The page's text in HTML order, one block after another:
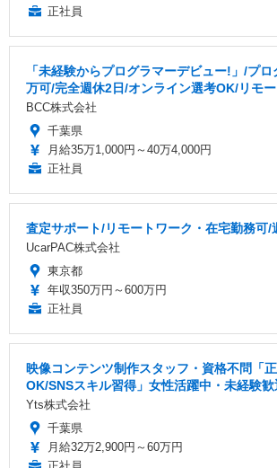
正社員
「未経験からプログラマーデビュー!」/プ
万可/完全週休2日/オンライン選考OK/リモ
BCC株式会社
千葉県
月給35万1,000円～40万4,000円
正社員
査定サポート/リモートワーク・在宅勤務可/
UcarPAC株式会社
東京都
年収350万円～600万円
正社員
映像コンテンツ制作スタッフ・資格不問「
OK/SNSスキル習得」女性活躍中・未経験歓
Yts株式会社
千葉県
月給32万2,900円～60万円